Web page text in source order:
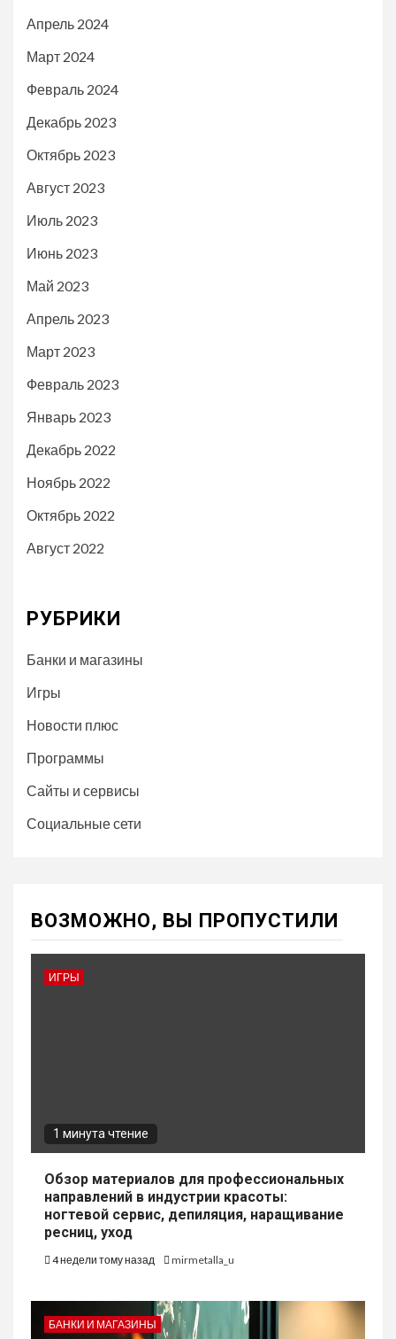
Апрель 2024
Март 2024
Февраль 2024
Декабрь 2023
Октябрь 2023
Август 2023
Июль 2023
Июнь 2023
Май 2023
Апрель 2023
Март 2023
Февраль 2023
Январь 2023
Декабрь 2022
Ноябрь 2022
Октябрь 2022
Август 2022
РУБРИКИ
Банки и магазины
Игры
Новости плюс
Программы
Сайты и сервисы
Социальные сети
ВОЗМОЖНО, ВЫ ПРОПУСТИЛИ
ИГРЫ
1 минута чтение
Обзор материалов для профессиональных
направлений в индустрии красоты:
ногтевой сервис, депиляция, наращивание
ресниц, уход
4 недели тому назад mirmetalla_u
БАНКИ И МАГАЗИНЫ